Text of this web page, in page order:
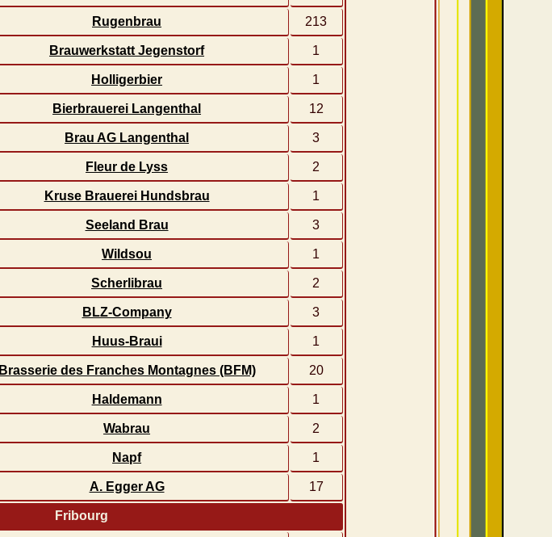
Rugenbrau 213
Brauwerkstatt Jegenstorf 1
Holligerbier 1
Bierbrauerei Langenthal 12
Brau AG Langenthal 3
Fleur de Lyss 2
Kruse Brauerei Hundsbrau 1
Seeland Brau 3
Wildsou 1
Scherlibrau 2
BLZ-Company 3
Huus-Braui 1
Brasserie des Franches Montagnes (BFM) 20
Haldemann 1
Wabrau 2
Napf 1
A. Egger AG 17
Fribourg